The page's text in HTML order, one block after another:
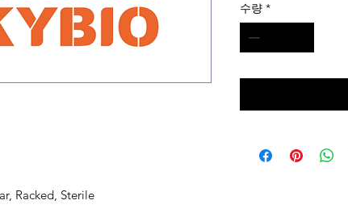
Racked, Sterile
수량 *